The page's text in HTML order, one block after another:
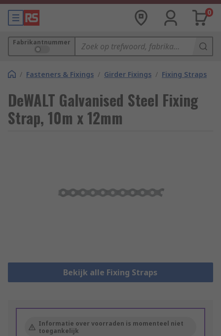
0
Fabrikantnummer
/ Fasteners & Fixings / Girder Fixings / Fixing Straps
DeWALT Galvanised Steel Fixing
Strap, 10m x 12mm
Bekijk alle Fixing Straps
Informatie over voorraden is momenteel niet
toegankelijk